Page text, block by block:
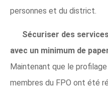
personnes et du district.
Sécuriser des
avec un minimum de
Maintenant que le
membres du FPO ont été